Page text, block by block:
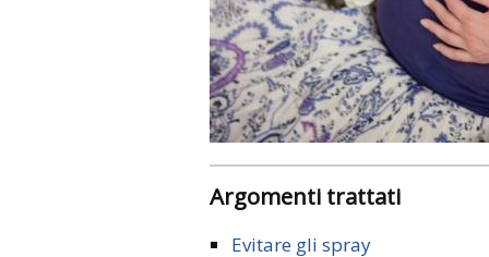
Argomenti trattati
Evitare gli spray